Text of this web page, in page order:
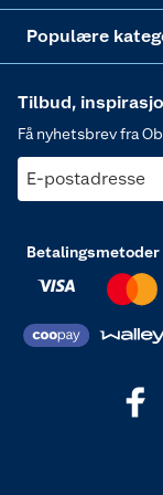
Populære
Tilbud,
Få nyhetsbrev fra
E-postadresse
Betalingsmetoder